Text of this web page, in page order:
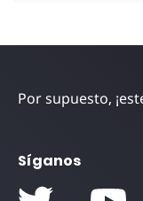
Por supuesto,
Síganos